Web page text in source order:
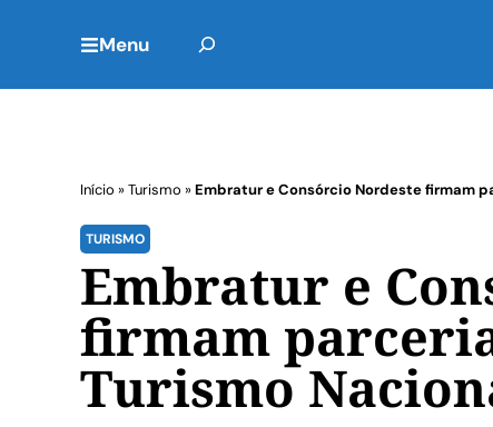
Menu
Início »Turismo »Embratur e Consórcio Nordeste firmam
TURISMO
Embratur e
firmam
Turismo